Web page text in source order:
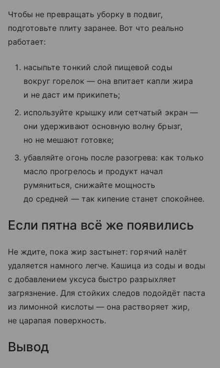
Чтобы не превращать уборку в подвиг,
подготовьте плиту заранее. Вот что реально
работает:
насыпьте тонкий слой пищевой соды
вокруг горелок — она впитает капли жира
и не даст им прикипеть;
используйте крышку или сетчатый экран —
они удерживают основную волну брызг,
но не мешают готовке;
убавляйте огонь после разогрева: как только
масло прогрелось и продукт начал
румяниться, снижайте мощность
до средней — так кипение станет спокойнее.
Если пятна всё же появились
Не ждите, пока жир застынет: горячий налёт
удаляется намного легче. Кашица из соды и воды
с добавлением уксуса быстро разрыхляет
загрязнение. Для стойких следов подойдёт паста
из лимонной кислоты — она растворяет жир,
не царапая поверхность.
Вывод